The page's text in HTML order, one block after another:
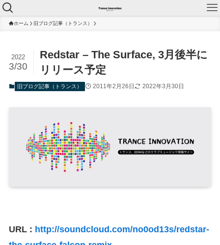
ホーム 旧ブログ記事（トランス）
Redstar – The Surface, 3月後半に
リリース予定
2022
3/30
旧ブログ記事（トランス） 2011年2月26日 2022年3月30日
URL : http://soundcloud.com/no0od13s/redstar-